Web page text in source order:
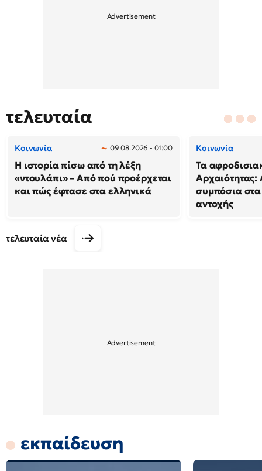
τελευταία
Κοινωνία 09.08.2026 - 01:00
Η ιστορία πίσω από τη λέξη
«ντουλάπι» – Από πού προέρχεται
και πώς έφτασε στα ελληνικά
Κοινωνία
Τα
Αρχαιότητας:
συμπόσια στα
αντοχής
τελευταία νέα
εκπαίδευση